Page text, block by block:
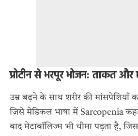
प्रोटीन से भरपूर भोजन: ताकत और
उम्र बढ़ने के साथ शरीर की मांसपेशियाँ
जिसे मेडिकल भाषा में Sarcopenia
बाद मेटाबॉलिज्म भी धीमा पड़ता है,